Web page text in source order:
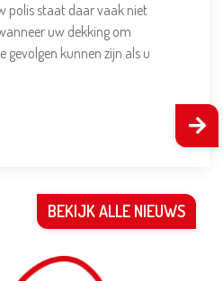
polis staat daar vaak niet
uw dekking om
gevolgen kunnen zijn als u
BEKIJK ALLE NIEUWS